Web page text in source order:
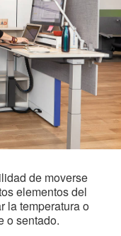
de moverse
elementos del
la temperatura o
o sentado.